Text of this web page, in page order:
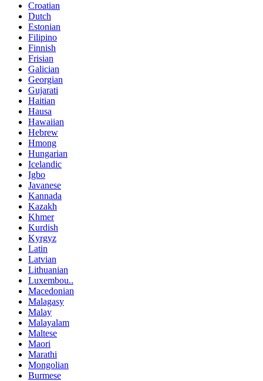
Croatian
Dutch
Estonian
Filipino
Finnish
Frisian
Galician
Georgian
Gujarati
Haitian
Hausa
Hawaiian
Hebrew
Hmong
Hungarian
Icelandic
Igbo
Javanese
Kannada
Kazakh
Khmer
Kurdish
Kyrgyz
Latin
Latvian
Lithuanian
Luxembou..
Macedonian
Malagasy
Malay
Malayalam
Maltese
Maori
Marathi
Mongolian
Burmese